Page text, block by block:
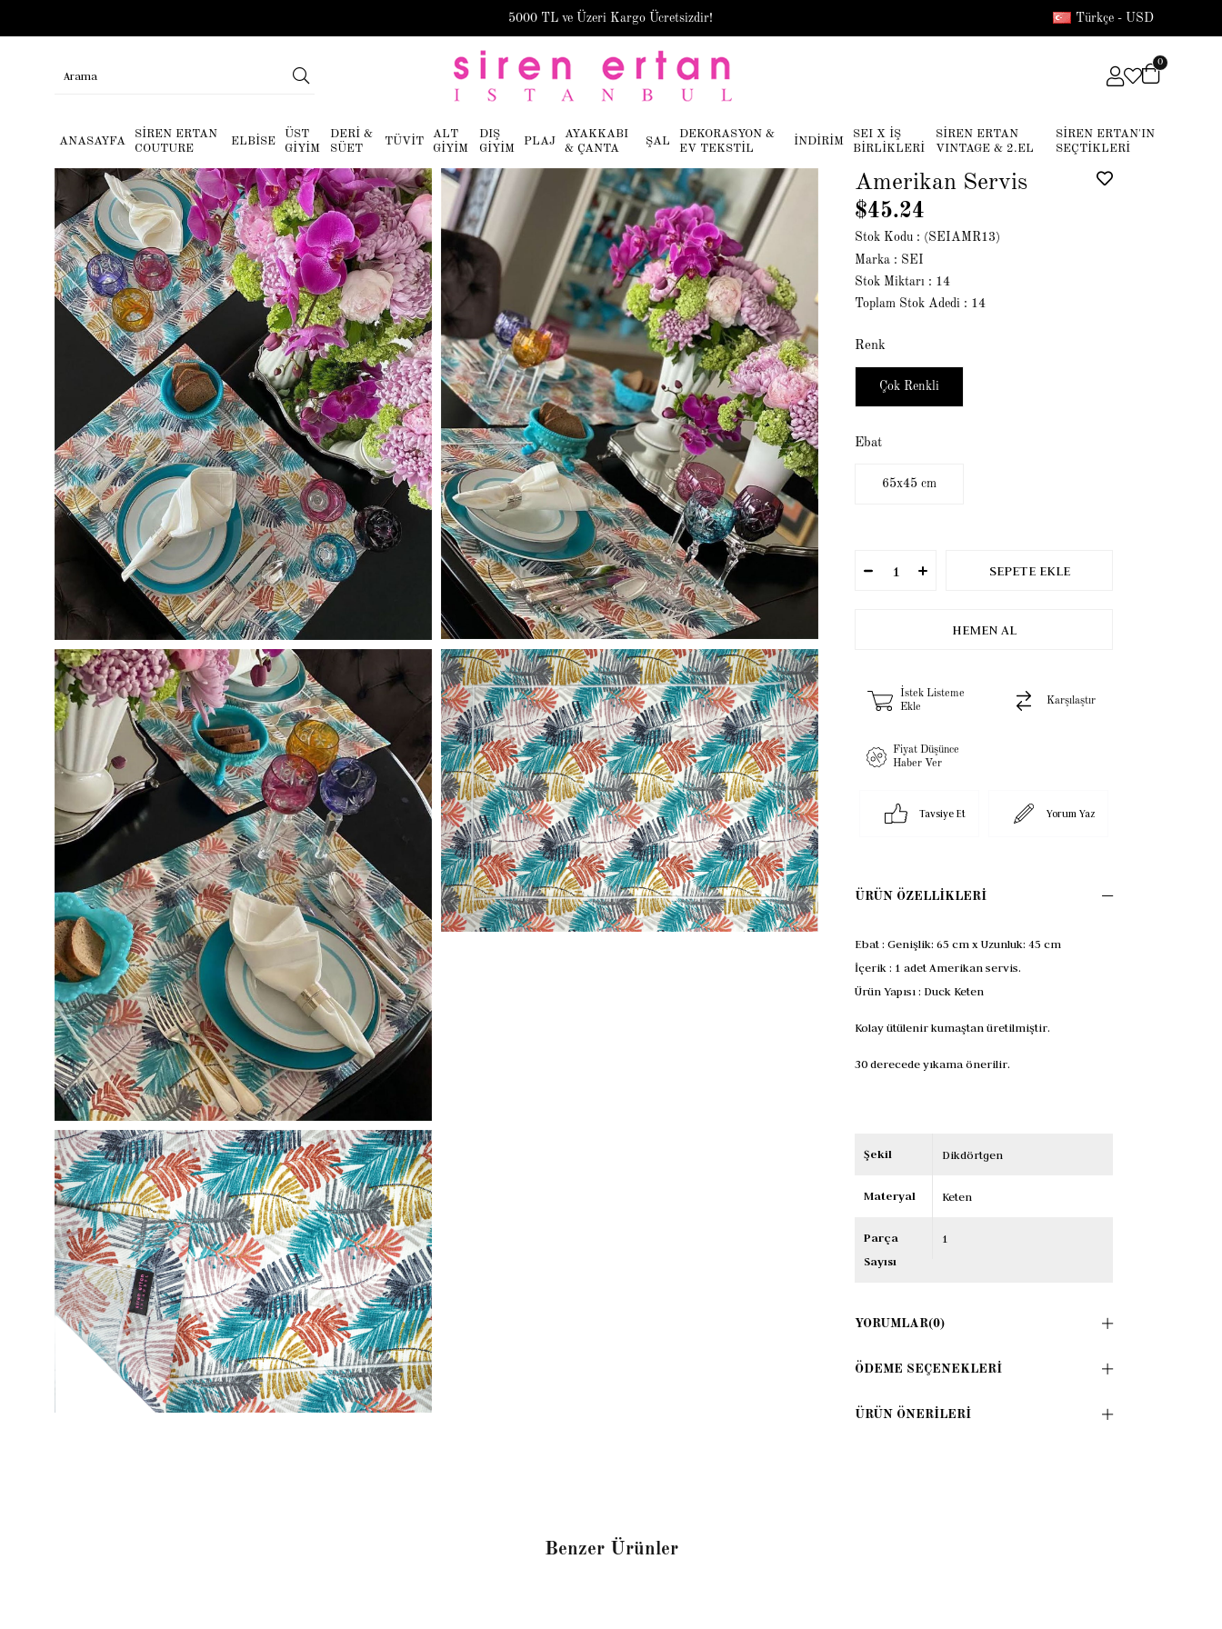
5000 TL ve Üzeri Kargo Ücretsizdir! Türkçe - USD
0
ANASAYFA
SİREN ERTAN
COUTURE
ELBİSE
ÜST
GİYİM
DERİ &
SÜET
TÜVİT
ALT
GİYİM
DIŞ
GİYİM
PLAJ
AYAKKABI
& ÇANTA
ŞAL
DEKORASYON &
EV TEKSTİL
İNDİRİM
SEI X İŞ
BİRLİKLERİ
SİREN ERTAN
VINTAGE & 2.EL
SİREN ERTAN'IN
SEÇTİKLERİ
Amerikan Servis
$45.24
Stok Kodu
(SEIAMR13)
Marka : SEI
Stok Miktarı : 14
Toplam Stok Adedi : 14
Renk
Çok Renkli
Ebat
65x45 cm
İstek Listeme
Ekle
Karşılaştır
Fiyat Düşünce
Haber Ver
Tavsiye Et Yorum Yaz
ÜRÜN ÖZELLIKLERI
Ebat : Genişlik: 65 cm x Uzunluk: 45 cm
İçerik : 1 adet Amerikan servis.
Ürün Yapısı : Duck Keten
Kolay ütülenir kumaştan üretilmiştir.
30 derecede yıkama önerilir.
Şekil Dikdörtgen
Materyal Keten
Parça
Sayısı
1
YORUMLAR(0)
ÖDEME SEÇENEKLERI
ÜRÜN ÖNERILERI
Benzer Ürünler